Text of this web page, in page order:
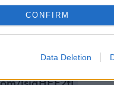
CONFIRM
Data Deletion
against Sir
down calls to quit